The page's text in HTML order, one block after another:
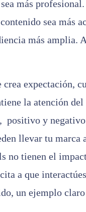
más profesional.
sea más
más amplia.
expectación,
la atención
positivo y
llevar tu
no tienen el
a que
un ejemplo